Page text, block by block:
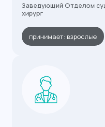
Заведующий Отделом
хирург
принимает: взрослые